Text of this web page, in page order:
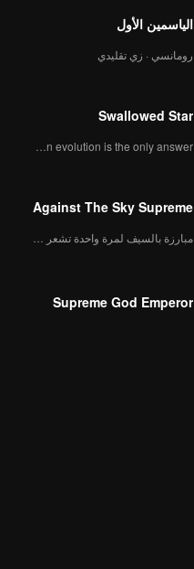
الياسمين الأول
رومانسي · زي تقليدي
Swallowed Star
Human evolution is the only answer.
Against The Sky Supreme
Supreme God Emperor